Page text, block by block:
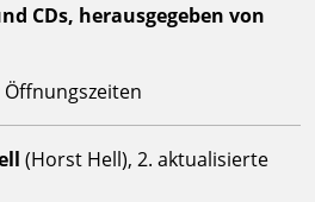
CDs, herausgegeben von
(Horst Hell), 2. aktualisierte